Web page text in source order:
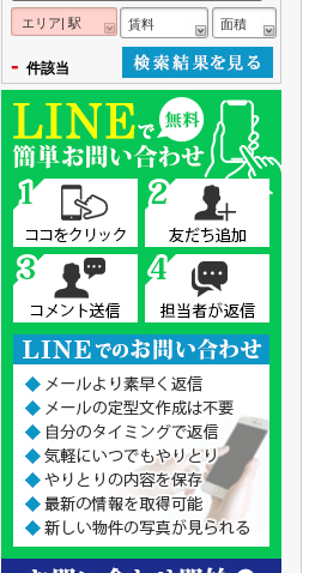
エリア| 駅 賃料 面積
- 件該当